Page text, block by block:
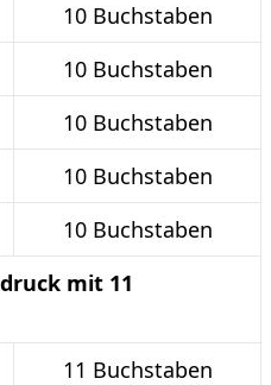
10 Buchstaben
10 Buchstaben
10 Buchstaben
10 Buchstaben
10 Buchstaben
mit 11
11 Buchstaben